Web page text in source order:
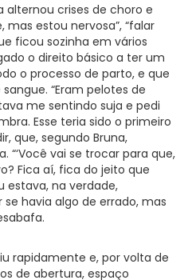
alternou crises de choro e
estou nervosa”, “falar
ficou sozinha em vários
o direito básico a ter um
o processo de parto, e que
“Eram pelotes de
me sentindo suja e pedi
Esse teria sido o primeiro
que, segundo Bruna,
“‘Você vai se trocar para que,
Fica aí, fica do jeito que
estava, na verdade,
havia algo de errado, mas
rapidamente e, por volta de
de abertura, espaço